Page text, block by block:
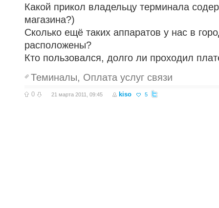
Какой прикол владельцу терминала
магазина?)
Сколько ещё таких аппаратов у нас в
расположены?
Кто пользовался, долго ли проходил
Теминалы, Оплата услуг связи
0 21 марта 2011, 09:45 kiso 5